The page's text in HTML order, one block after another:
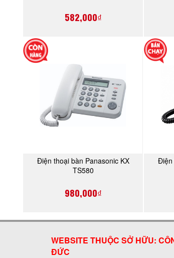
582,000₫
Điện thoại bàn Panasonic KX
TS580
980,000₫
MUA NGAY
Điện
WEBSITE THUỘC SỞ HỮU:
ĐỨC